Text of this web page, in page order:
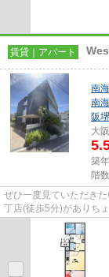
賃貸｜アパート
南
南
阪
大
築
階
ぜひ一度見ていただき
丁店(徒歩5分)がありち
マンションです。付近に